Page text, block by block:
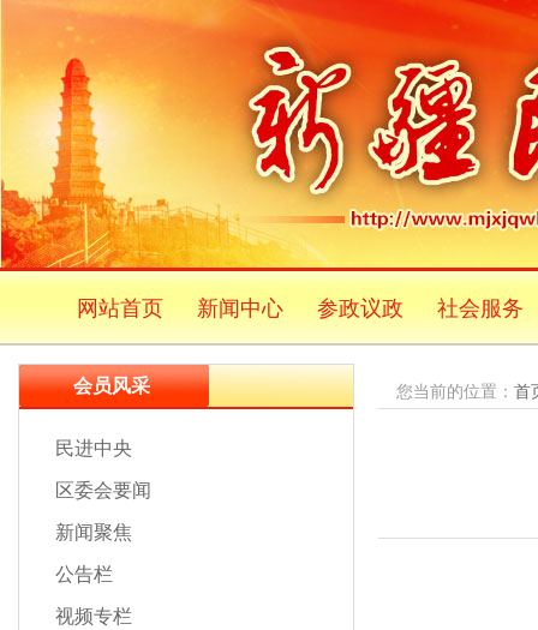
网站首页 新闻中心 参政议政 社会服务
会员风采
民进中央
区委会要闻
新闻聚焦
公告栏
视频专栏
您当前的位置： 首